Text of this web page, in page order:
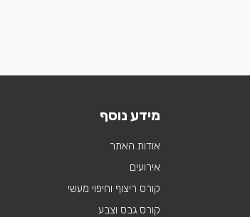
מידע נוסף
אודות האתר
אירועים
קורס ריצוף וחיפוי מעשי
קורס גבס וצבע